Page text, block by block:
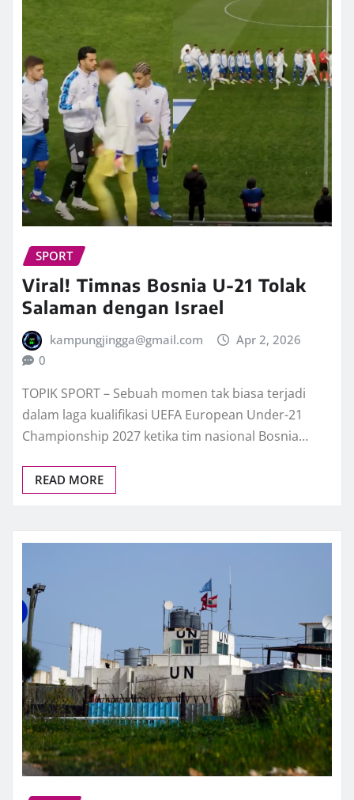
SPORT
Viral! Timnas Bosnia U-21 Tolak
Salaman dengan Israel
kampungjingga@gmail.com
Apr 2, 2026
0
TOPIK SPORT – Sebuah momen tak biasa terjadi
dalam laga kualifikasi UEFA European Under-21
Championship 2027 ketika tim nasional Bosnia…
READ MORE